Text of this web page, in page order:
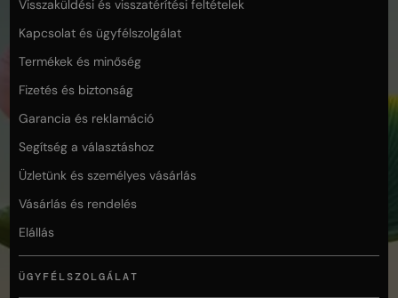
Visszaküldési és visszatérítési feltételek
Kapcsolat és ügyfélszolgálat
Termékek és minőség
Fizetés és biztonság
Garancia és reklamáció
Segítség a választáshoz
Üzletünk és személyes vásárlás
Vásárlás és rendelés
Elállás
ÜGYFÉLSZOLGÁLAT